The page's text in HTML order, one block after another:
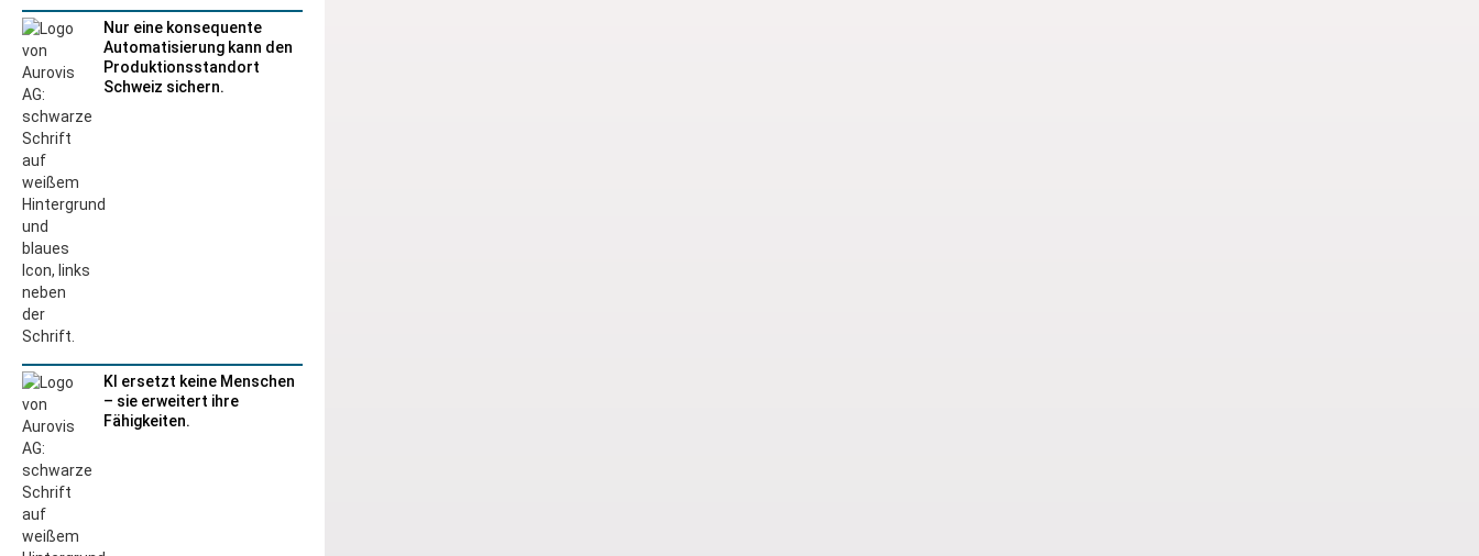
Nur eine konsequente
Automatisierung kann den
Produktionsstandort
Schweiz sichern.
KI ersetzt keine Menschen
– sie erweitert ihre
Fähigkeiten.